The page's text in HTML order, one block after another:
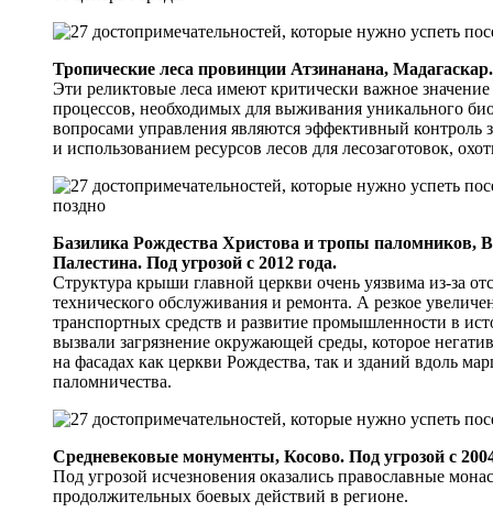
Тропические леса провинции Атзинанана,
Эти реликтовые леса имеют критически важное
процессов, необходимых для выживания уникального
вопросами управления являются эффективный контроль
и использованием ресурсов лесов для лесозаготовок,
Базилика Рождества Христова и тропы паломников,
Палестина. Под угрозой с 2012 года.
Структура крыши главной церкви очень уязвима из-за
технического обслуживания и ремонта. А резкое
транспортных средств и развитие промышленности в
вызвали загрязнение окружающей среды, которое
на фасадах как церкви Рождества, так и зданий вдоль
паломничества.
Средневековые монументы, Косово. Под угрозой с
Под угрозой исчезновения оказались православные
продолжительных боевых действий в регионе.